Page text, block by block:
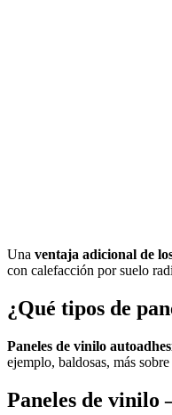
Una ventaja adicional de
con calefacción por suelo
¿Qué tipos de
Paneles de vinilo
ejemplo, baldosas, más
Paneles de vinilo